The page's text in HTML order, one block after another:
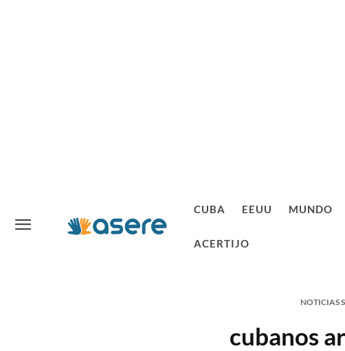
CUBA EEUU MUNDO
ACERTIJO
NOTICIAS
cubanos